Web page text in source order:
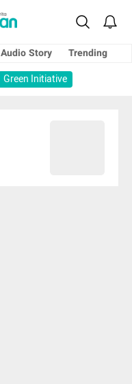
Audio Story
Trending
Green Initiative